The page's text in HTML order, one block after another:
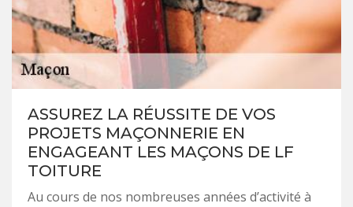
ASSUREZ LA RÉUSSITE DE VOS
PROJETS MAÇONNERIE EN
ENGAGEANT LES MAÇONS DE LF
TOITURE
Au cours de nos nombreuses années d’activité à